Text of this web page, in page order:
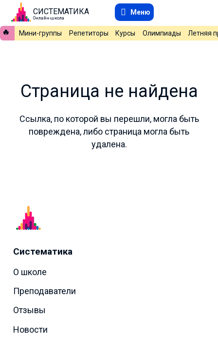
СИСТЕМАТИКА
Онлайн-школа
Меню
🔥 Мини-группы Репетиторы Курсы Олимпиады Летняя
Страница не найдена
Ссылка, по которой вы перешли, могла быть
повреждена, либо страница могла быть
удалена.
Систематика
О школе
Преподаватели
Отзывы
Новости